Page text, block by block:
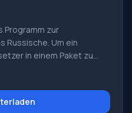
Programm zur
Russische. Um ein
in einem Paket zu
des Programms ist die
Technologie, dank der
Sätzen allein durch